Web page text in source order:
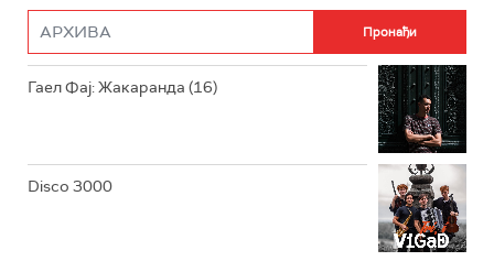
РАДИО РОКЕНРОЛЕР
Гаел Фај: Жакаранда (16)
Disco 3000